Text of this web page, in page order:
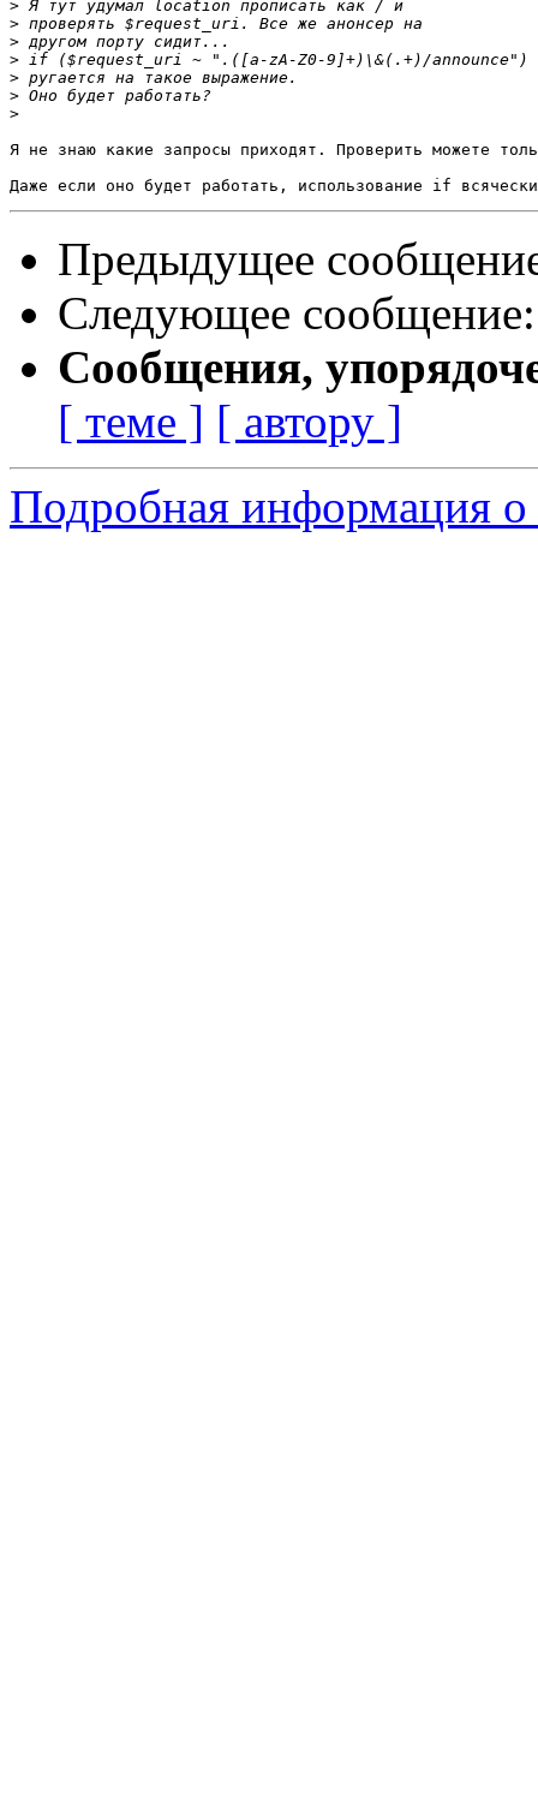
>
>
>
>
>
>
>
Я не знаю какие запросы приходят. Проверить можете
Предыдущее
Следующее
Сообщения,
[ теме ] [ автору ]
Подробная информация